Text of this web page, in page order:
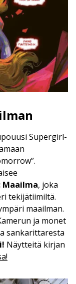
Supergirl-
Maailma, joka
tekijätiimiltä.
maailman.
ja monet
sankarittaresta
Näytteitä kirjan